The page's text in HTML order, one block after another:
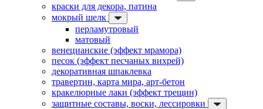
краски для декора, патина
мокрый шелк
перламутровый
матовый
венецианские (эффект мрамора)
песок (эффект песчаных вихрей)
декоративная шпаклевка
травертин, карта мира, арт-бетон
кракелюрные лаки (эффект трещин)
защитные составы, воски, лессировки